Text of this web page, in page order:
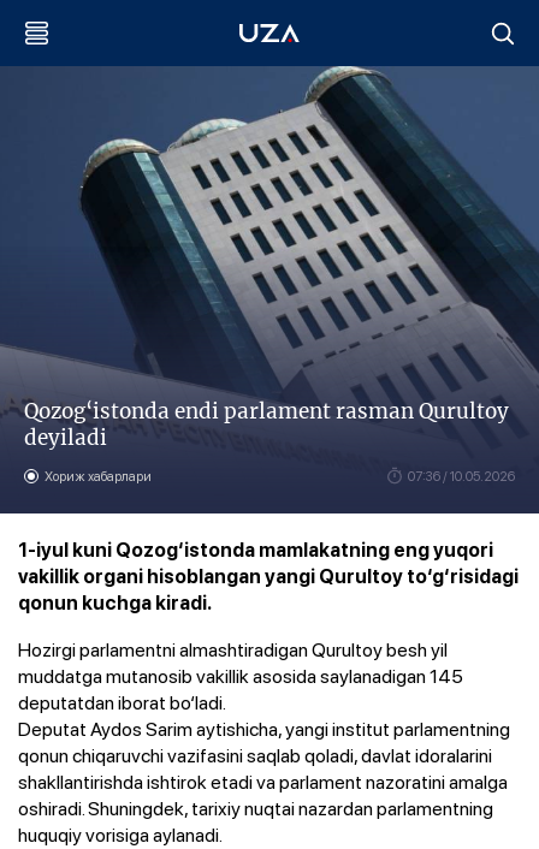
Qozog‘istonda endi parlament rasman Qurultoy
deyiladi
Хориж хабарлари 07:36 / 10.05.2026
1-iyul kuni Qozog‘istonda mamlakatning eng yuqori
vakillik organi hisoblangan yangi Qurultoy to‘g‘risidagi
qonun kuchga kiradi.
Hozirgi parlamentni almashtiradigan Qurultoy besh yil
muddatga mutanosib vakillik asosida saylanadigan 145
deputatdan iborat bo‘ladi.
Deputat Aydos Sarim aytishicha, yangi institut parlamentning
qonun chiqaruvchi vazifasini saqlab qoladi, davlat idoralarini
shakllantirishda ishtirok etadi va parlament nazoratini amalga
oshiradi. Shuningdek, tarixiy nuqtai nazardan parlamentning
huquqiy vorisiga aylanadi.